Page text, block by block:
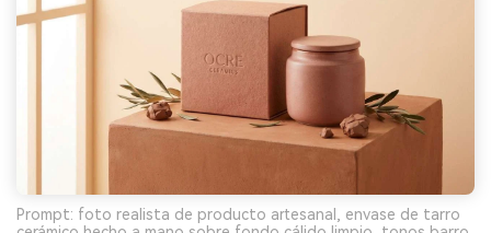
Prompt: foto realista de producto artesanal, envase de tarro